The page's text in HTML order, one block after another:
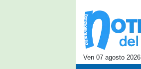
Ven 07 agosto 2026